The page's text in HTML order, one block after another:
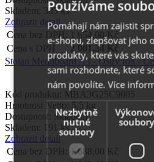
Skladem: 385 ks
Zobrazit detail
Cena bez DPH:
1 654,00Kč
Cena s DPH
2 001,34 Kč
Stojan Menuboard A3 - Ostrý roh -
Kód produktu: MBA3G25C9005
Hmotnost Netto:
5,5 kg
Dostupnost:
Skladem
Skladem: 191 ks
Zobrazit detail
Cena bez DPH:
1 688,00 Kč
Používáme
Pomáhají nám zajistit
e-shopu, zlepšovat jeho
produkty, které vás
sami rozhodnete, které
nám povolíte.Více
Nezbytně
nutné
soubory
soubory